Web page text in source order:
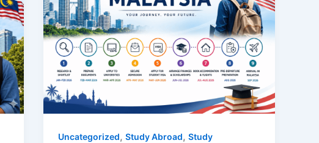
Uncategorized,Study Abroad,Study